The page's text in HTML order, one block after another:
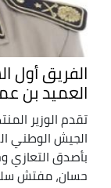
الفريق أول
العميد بن
تقدم الوزير
الجيش الوطني
بأصدق التعازي
حسان، مفتش